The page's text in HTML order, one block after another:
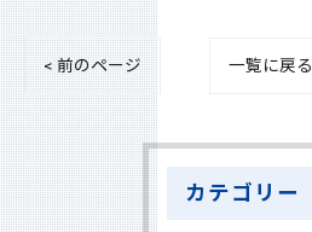
< 前のページ 一覧に戻る
カテゴリー